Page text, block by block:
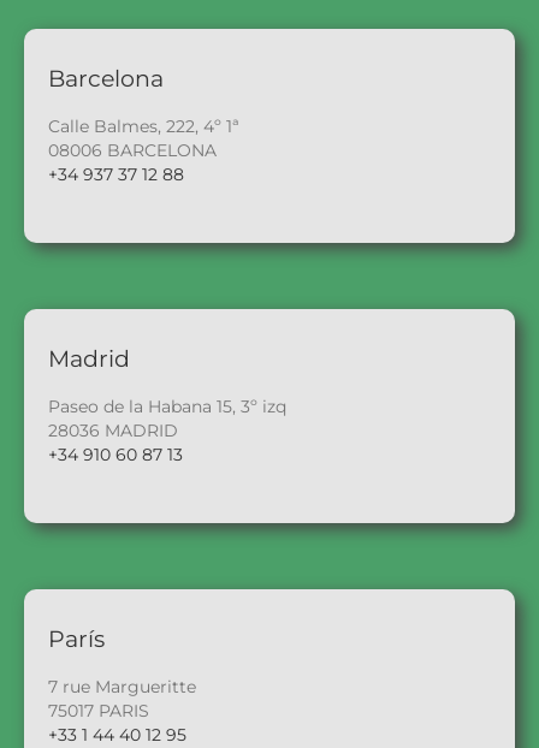
Barcelona
Calle Balmes, 222, 4º 1ª
08006 BARCELONA
+34 937 37 12 88
Madrid
Paseo de la Habana 15, 3º izq
28036 MADRID
+34 910 60 87 13
París
7 rue Margueritte
75017 PARIS
+33 1 44 40 12 95